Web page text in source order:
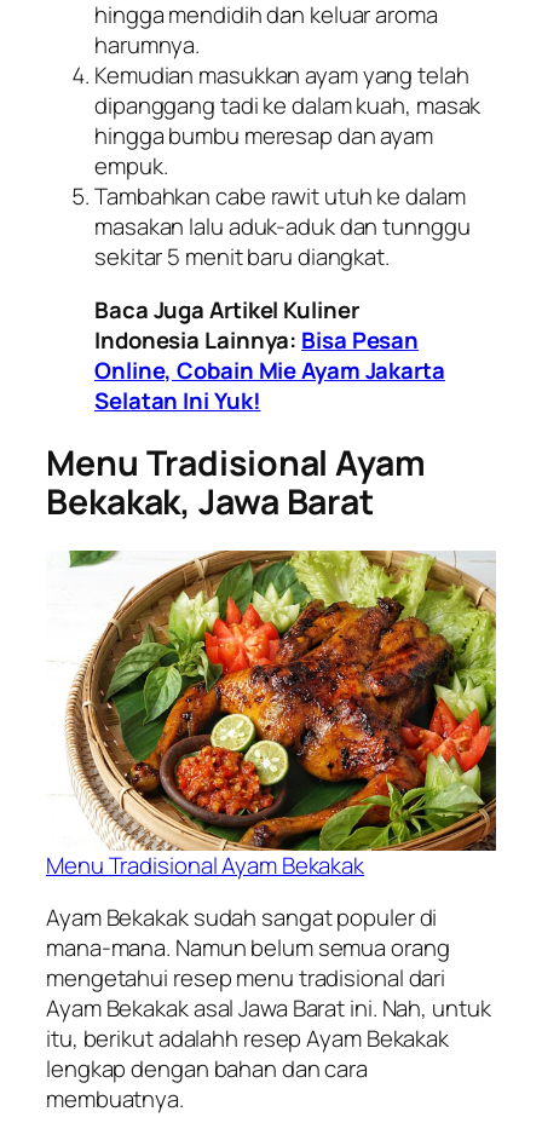
hingga mendidih dan keluar aroma
harumnya.
Kemudian masukkan ayam yang telah
dipanggang tadi ke dalam kuah, masak
hingga bumbu meresap dan ayam
empuk.
Tambahkan cabe rawit utuh ke dalam
masakan lalu aduk-aduk dan tunnggu
sekitar 5 menit baru diangkat.
Baca Juga Artikel Kuliner
Indonesia Lainnya: Bisa Pesan
Online, Cobain Mie Ayam Jakarta
Selatan Ini Yuk!
Menu Tradisional Ayam
Bekakak, Jawa Barat
Menu Tradisional Ayam Bekakak
Ayam Bekakak sudah sangat populer di
mana-mana. Namun belum semua orang
mengetahui resep menu tradisional dari
Ayam Bekakak asal Jawa Barat ini. Nah, untuk
itu, berikut adalahh resep Ayam Bekakak
lengkap dengan bahan dan cara
membuatnya.